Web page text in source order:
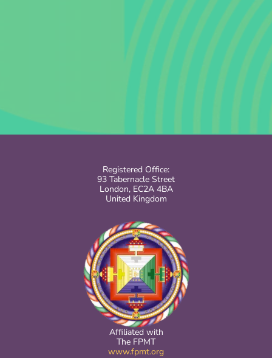
Registered Office:
93 Tabernacle Street
London, EC2A 4BA
United Kingdom
Affiliated with
The FPMT
www.fpmt.org